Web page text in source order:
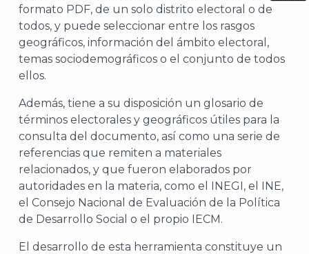
formato PDF, de un solo distrito electoral o de
todos, y puede seleccionar entre los rasgos
geográficos, información del ámbito electoral,
temas sociodemográficos o el conjunto de todos
ellos.
Además, tiene a su disposición un glosario de
términos electorales y geográficos útiles para la
consulta del documento, así como una serie de
referencias que remiten a materiales
relacionados, y que fueron elaborados por
autoridades en la materia, como el INEGI, el INE,
el Consejo Nacional de Evaluación de la Política
de Desarrollo Social o el propio IECM.
El desarrollo de esta herramienta constituye un